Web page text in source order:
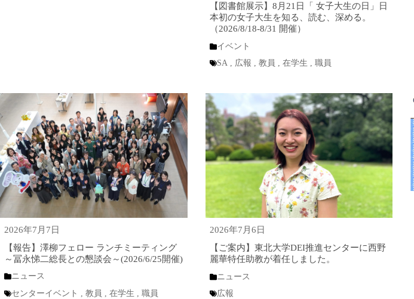
【図書館展示】8月21日「 女子大生の日」日
本初の女子大生を知る、読む、深める。
（2026/8/18-8/31 開催）
イベント
SA, 広報 , 教員 , 在学生 , 職員
2026年7月7日
【報告】澤柳フェロー ランチミーティング
～冨永悌二総長との懇談会～(2026/6/25開催)
ニュース
センターイベント
,教員 ,在学生 ,職員
2026年7月6日
【ご案内】東北大学DEI推進センターに西野
麗華特任助教が着任しました。
ニュース
広報